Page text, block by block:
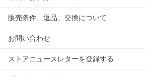
販売条件、返品、交換について
お問い合わせ
ストアニュースレターを登録する